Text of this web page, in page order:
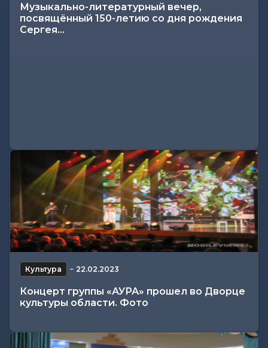
Музыкально-литературный вечер,
посвящённый 150-летию со дня рождения
Сергея...
Культура − 22.02.2023
Концерт группы «АУРА» прошел во Дворце
культуры области. Фото